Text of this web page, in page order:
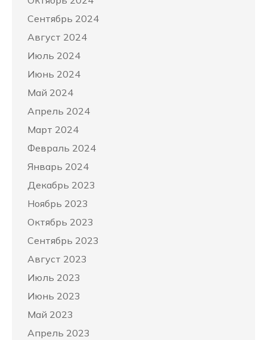
Сентябрь 2024
Август 2024
Июль 2024
Июнь 2024
Май 2024
Апрель 2024
Март 2024
Февраль 2024
Январь 2024
Декабрь 2023
Ноябрь 2023
Октябрь 2023
Сентябрь 2023
Август 2023
Июль 2023
Июнь 2023
Май 2023
Апрель 2023